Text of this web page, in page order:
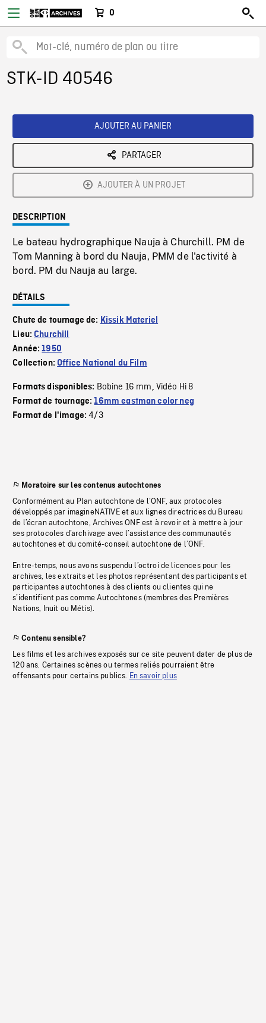
0
STK-ID 40546
AJOUTER AU PANIER
PARTAGER
AJOUTER À UN PROJET
DESCRIPTION
Le bateau hydrographique Nauja à Churchill. PM de
Tom Manning à bord du Nauja, PMM de l'activité à
bord. PM du Nauja au large.
DÉTAILS
Chute de tournage de: Kissik Materiel
Lieu:Churchill
Année:1950
Collection:Office National du Film
Formats disponibles: Bobine 16 mm, Vidéo Hi 8
Format de tournage:16mm eastman color neg
Format de l'image:4/3
Moratoire sur les contenus autochtones
Conformément au Plan autochtone de l’ONF, aux protocoles
développés par imagineNATIVE et aux lignes directrices du Bureau
de l’écran autochtone, Archives ONF est à revoir et à mettre à jour
ses protocoles d’archivage avec l’assistance des communautés
autochtones et du comité-conseil autochtone de l’ONF.
Entre-temps, nous avons suspendu l’octroi de licences pour les
archives, les extraits et les photos représentant des participants et
participantes autochtones à des clients ou clientes qui ne
s’identifient pas comme Autochtones (membres des Premières
Nations, Inuit ou Métis).
Contenu sensible?
Les films et les archives exposés sur ce site peuvent dater de plus de
120 ans. Certaines scènes ou termes reliés pourraient être
offensants pour certains publics. En savoir plus